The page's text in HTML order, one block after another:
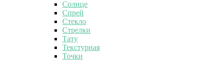
Солнце
Спрей
Стекло
Стрелки
Тату
Текстурная
Точки